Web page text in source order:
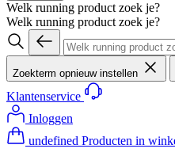
Welk running product zoek je?
Welk running product zoek je?
Zoekterm opnieuw instellen
Klantenservice
Inloggen
undefined Producten in